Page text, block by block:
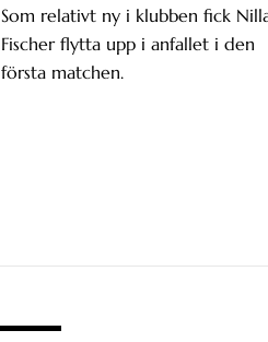
Som relativt ny i klubben fick
Fischer flytta upp i anfallet i den
första matchen.